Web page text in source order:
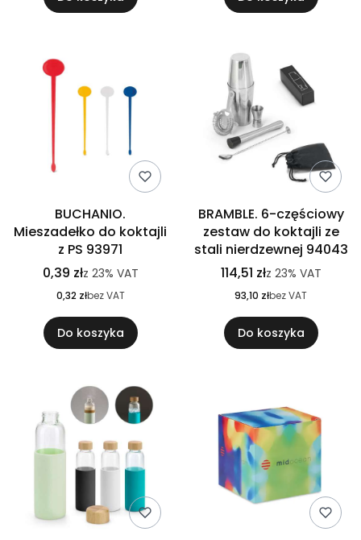
BUCHANIO.
Mieszadełko do koktajli
z PS 93971
0,39 złz 23% VAT
0,32 złbez VAT
Do koszyka
BRAMBLE. 6-częściowy
zestaw do koktajli ze
stali nierdzewnej 94043
114,51 złz 23% VAT
93,10 złbez VAT
Do koszyka